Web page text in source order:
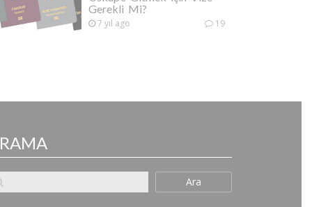
Gerekli Mi?
7 yıl ago 19
Ara